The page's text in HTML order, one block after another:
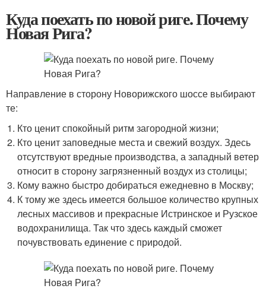
Куда поехать по новой риге. Почему
Новая Рига?
Направление в сторону Новорижского шоссе выбирают
те:
Кто ценит спокойный ритм загородной жизни;
Кто ценит заповедные места и свежий воздух. Здесь
отсутствуют вредные производства, а западный ветер
относит в сторону загрязненный воздух из столицы;
Кому важно быстро добираться ежедневно в Москву;
К тому же здесь имеется большое количество крупных
лесных массивов и прекрасные Истринское и Рузское
водохранилища. Так что здесь каждый сможет
почувствовать единение с природой.